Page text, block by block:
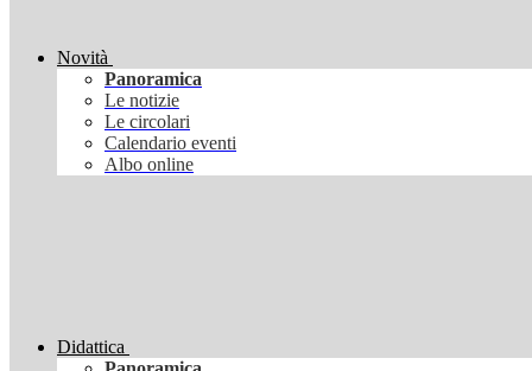
Novità
Panoramica
Le notizie
Le circolari
Calendario eventi
Albo online
Didattica